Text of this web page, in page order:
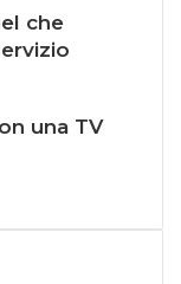
che
una TV